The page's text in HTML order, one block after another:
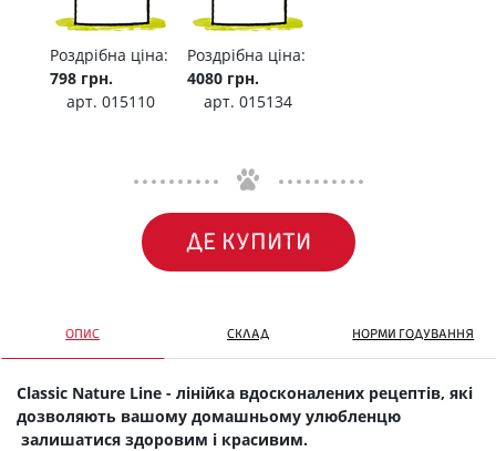
Роздрібна ціна:
798 грн.
арт. 015110
Роздрібна ціна:
4080 грн.
арт. 015134
ДЕ КУПИТИ
ОПИС СКЛАД НОРМИ ГОДУВАННЯ
Classic Nature Line - лінійка вдосконалених рецептів, які
дозволяють вашому домашньому улюбленцю
залишатися здоровим і красивим.